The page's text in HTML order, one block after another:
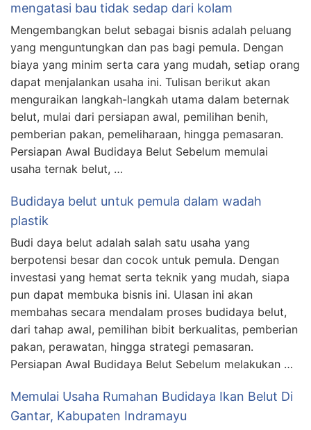
mengatasi bau tidak sedap dari kolam
Mengembangkan belut sebagai bisnis adalah peluang
yang menguntungkan dan pas bagi pemula. Dengan
biaya yang minim serta cara yang mudah, setiap orang
dapat menjalankan usaha ini. Tulisan berikut akan
menguraikan langkah-langkah utama dalam beternak
belut, mulai dari persiapan awal, pemilihan benih,
pemberian pakan, pemeliharaan, hingga pemasaran.
Persiapan Awal Budidaya Belut Sebelum memulai
usaha ternak belut, …
Budidaya belut untuk pemula dalam wadah
plastik
Budi daya belut adalah salah satu usaha yang
berpotensi besar dan cocok untuk pemula. Dengan
investasi yang hemat serta teknik yang mudah, siapa
pun dapat membuka bisnis ini. Ulasan ini akan
membahas secara mendalam proses budidaya belut,
dari tahap awal, pemilihan bibit berkualitas, pemberian
pakan, perawatan, hingga strategi pemasaran.
Persiapan Awal Budidaya Belut Sebelum melakukan …
Memulai Usaha Rumahan Budidaya Ikan Belut Di
Gantar, Kabupaten Indramayu